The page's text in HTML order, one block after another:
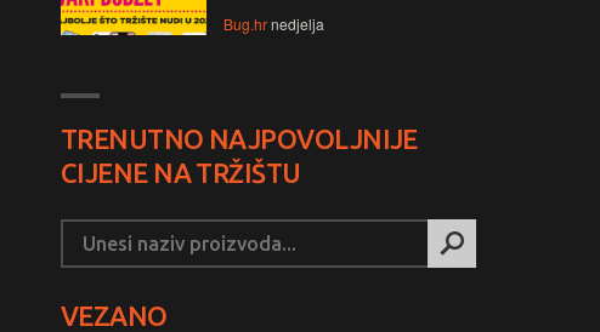
Bug.hrnedjelja
TRENUTNO NAJPOVOLJNIJE
CIJENE NA TRŽIŠTU
VEZANO